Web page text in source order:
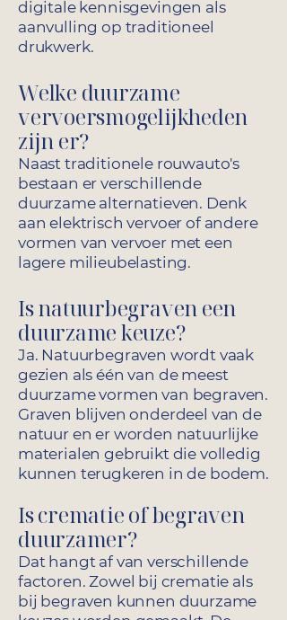
digitale kennisgevingen als
aanvulling op traditioneel
drukwerk.
Welke duurzame
vervoersmogelijkheden
zijn er?
Naast traditionele rouwauto's
bestaan er verschillende
duurzame alternatieven. Denk
aan elektrisch vervoer of andere
vormen van vervoer met een
lagere milieubelasting.
Is natuurbegraven een
duurzame keuze?
Ja. Natuurbegraven wordt vaak
gezien als één van de meest
duurzame vormen van begraven.
Graven blijven onderdeel van de
natuur en er worden natuurlijke
materialen gebruikt die volledig
kunnen terugkeren in de bodem.
Is crematie of begraven
duurzamer?
Dat hangt af van verschillende
factoren. Zowel bij crematie als
bij begraven kunnen duurzame